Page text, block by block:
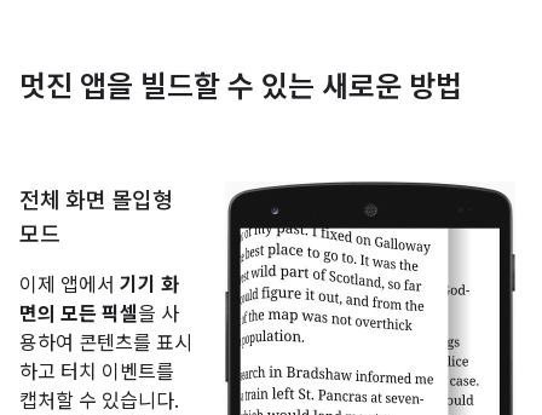
멋진 앱을 빌드할 수 있는 새로운 방법
전체 화면 몰입형
모드
이제 앱에서 기기 화
면의 모든 픽셀을 사
용하여 콘텐츠를 표시
하고 터치 이벤트를
캡처할 수 있습니다.